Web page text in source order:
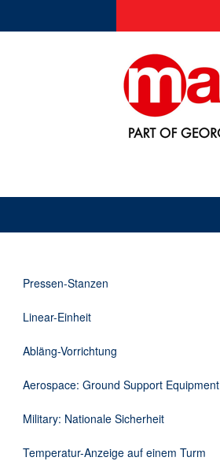
Applikationen
Informationen
Downloads
Kontakt
Pressen-Stanzen
Linear-Einheit
Abläng-Vorrichtung
Aerospace: Ground Support Equipment
Military: Nationale Sicherheit
Temperatur-Anzeige auf einem Turm